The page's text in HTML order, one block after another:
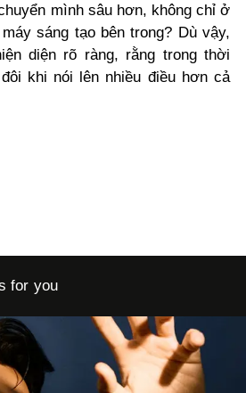
mình sâu hơn, không chỉ ở
sáng tạo bên trong? Dù vậy,
diện rõ ràng, rằng trong thời
khi nói lên nhiều điều hơn cả
for you